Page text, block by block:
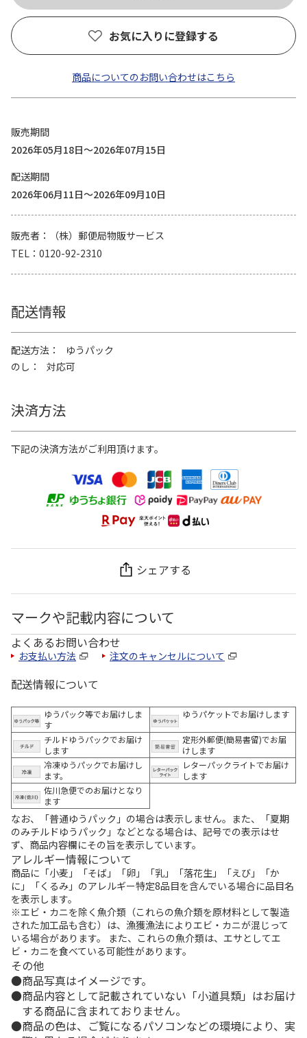
お気に入りに登録する
商品についてのお問い合わせはこちら
販売期間
2026年05月18日～2026年07月15日
配送期間
2026年06月11日～2026年09月10日
販売者
（株）郵便局物販サービス
TEL
0120-92-2310
配送情報
配送方法
ゆうパック
のし
対応可
決済方法
下記の決済方法がご利用頂けます。
シェアする
マークや記載内容について
よくあるお問い合わせ
お支払い方法 注文のキャンセルについて
配送情報について
ゆうパック等でお届けしま
す
ゆうパケットでお届けします
チルドゆうパックでお届け
します
定形外郵便(簡易書留)でお届
けします
冷凍ゆうパックでお届けし
ます。
レターパックライトでお届け
します
佐川急便でのお届けとなり
ます
なお、「普通ゆうパック」の場合は表示しません。また、「夏期
のみチルドゆうパック」などとなる場合は、記号での表示はせ
ず、商品内容欄にその旨を表示しています。
アレルギー情報について
商品に「小麦」「そば」「卵」「乳」「落花生」「えび」「か
に」「くるみ」のアレルギー特定8品目を含んでいる場合に品目名
を表示します。
※エビ・カニを除く魚介類（これらの魚介類を原材料として製造
された加工品も含む）は、漁獲漁法によりエビ・カニが混じって
いる場合があります。 また、これらの魚介類は、エサとしてエ
ビ・カニを食べている可能性があります。
その他
商品写真はイメージです。
商品内容として記載されていない「小道具類」はお届け
する商品に含まれておりません。
商品の色は、ご覧になるパソコンなどの環境により、実